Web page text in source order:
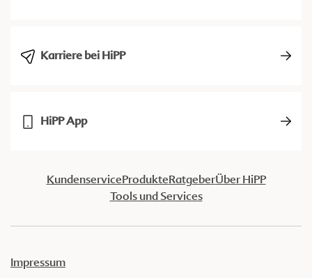
Karriere bei HiPP
HiPP App
KundenserviceProdukteRatgeberÜber HiPP
Tools und Services
Impressum